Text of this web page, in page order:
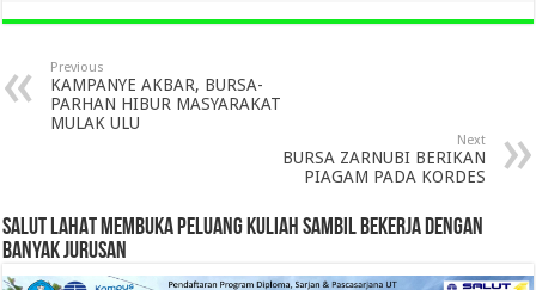
Previous
KAMPANYE AKBAR, BURSA-
PARHAN HIBUR MASYARAKAT
MULAK ULU
Next
BURSA ZARNUBI BERIKAN
PIAGAM PADA KORDES
SALUT LAHAT MEMBUKA PELUANG KULIAH SAMBIL BEKERJA DENGAN
BANYAK JURUSAN